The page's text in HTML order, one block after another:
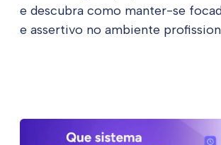
e descubra como manter-se
e assertivo no ambiente